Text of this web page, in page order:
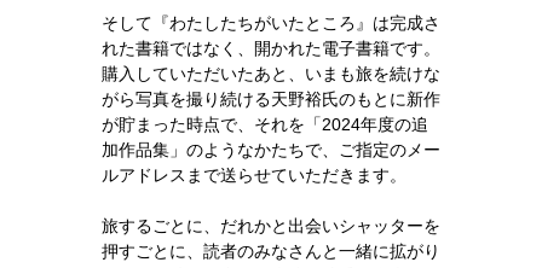
そして『わたしたちがいたところ』は完成さ
れた書籍ではなく、開かれた電子書籍です。
購入していただいたあと、いまも旅を続けな
がら写真を撮り続ける天野裕氏のもとに新作
が貯まった時点で、それを「2024年度の追
加作品集」のようなかたちで、ご指定のメー
ルアドレスまで送らせていただきます。
旅するごとに、だれかと出会いシャッターを
押すごとに、読者のみなさんと一緒に拡がり